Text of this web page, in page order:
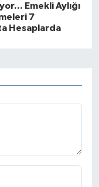
Emekli Aylığı
7
Hesaplarda